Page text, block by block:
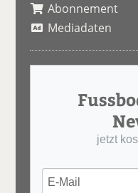
Abonnement
Mediadaten
jetzt